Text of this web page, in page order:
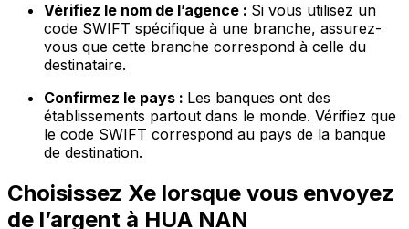
Vérifiez le nom de l’agence : Si vous utilisez un
code SWIFT spécifique à une branche, assurez-
vous que cette branche correspond à celle du
destinataire.
Confirmez le pays : Les banques ont des
établissements partout dans le monde. Vérifiez que
le code SWIFT correspond au pays de la banque
de destination.
Choisissez Xe lorsque vous envoyez
de l’argent à HUA NAN